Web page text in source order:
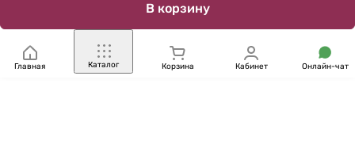
В корзину
Главная Каталог Корзина Кабинет Онлайн-чат